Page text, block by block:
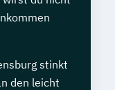
stinkt
den leicht